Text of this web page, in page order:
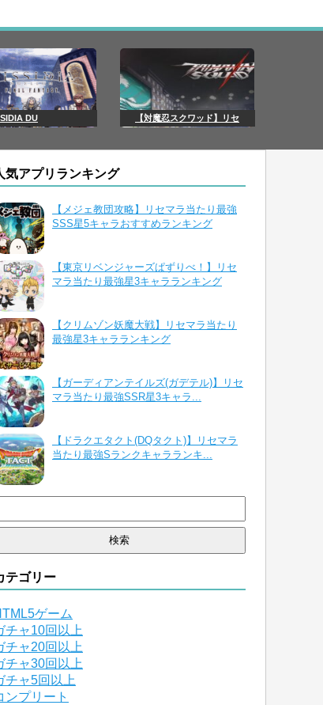
DU 【対魔忍スクワッド】リセ
気アプリランキング
【メジェ教団攻略】リセマラ当たり最強
SSS星5キャラおすすめランキング
【東京リベンジャーズぱずりべ！】リセ
マラ当たり最強星3キャラランキング
【クリムゾン妖魔大戦】リセマラ当たり
最強星3キャラランキング
【ガーディアンテイルズ(ガデテル)】リセ
マラ当たり最強SSR星3キャラ...
【ドラクエタクト(DQタクト)】リセマラ
当たり最強Sランクキャラランキ...
:
テゴリー
ゲーム
チャ10回以上
チャ20回以上
チャ30回以上
チャ5回以上
ンプリート